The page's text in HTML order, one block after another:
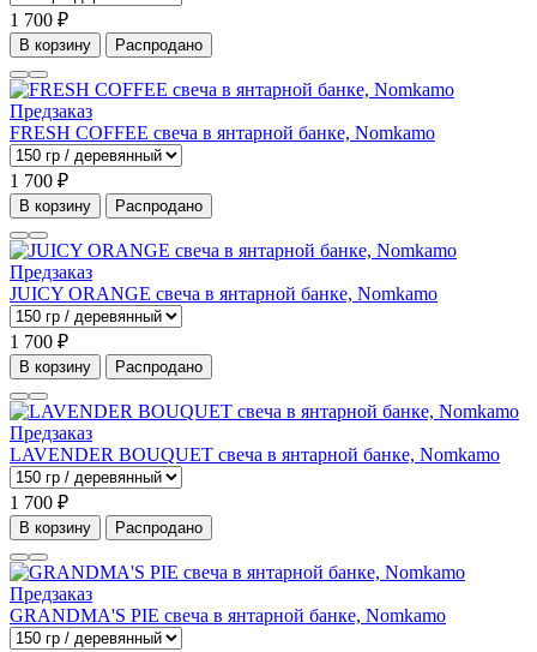
1 700 ₽
В корзину Распродано
Предзаказ
FRESH COFFEE свеча в янтарной банке, Nomkamo
1 700 ₽
В корзину Распродано
Предзаказ
JUICY ORANGE свеча в янтарной банке, Nomkamo
1 700 ₽
В корзину Распродано
Предзаказ
LAVENDER BOUQUET свеча в янтарной банке, Nomkamo
1 700 ₽
В корзину Распродано
Предзаказ
GRANDMA'S PIE свеча в янтарной банке, Nomkamo